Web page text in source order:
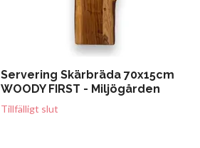
Servering Skärbräda 70x15cm
WOODY FIRST - Miljögården
Tillfälligt slut